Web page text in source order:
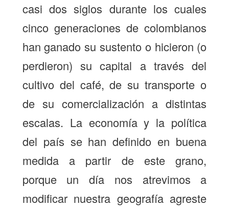
casi dos siglos durante los cuales
cinco generaciones de colombianos
han ganado su sustento o hicieron (o
perdieron) su capital a través del
cultivo del café, de su transporte o
de su comercialización a distintas
escalas. La economía y la política
del país se han definido en buena
medida a partir de este grano,
porque un día nos atrevimos a
modificar nuestra geografía agreste